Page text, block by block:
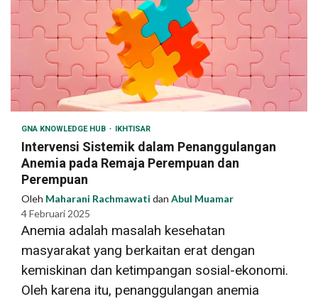
GNA KNOWLEDGE HUB IKHTISAR
Intervensi Sistemik dalam Penanggulangan
Anemia pada Remaja Perempuan dan
Perempuan
Oleh Maharani Rachmawati dan Abul Muamar
4 Februari 2025
Anemia adalah masalah kesehatan
masyarakat yang berkaitan erat dengan
kemiskinan dan ketimpangan sosial-ekonomi.
Oleh karena itu, penanggulangan anemia